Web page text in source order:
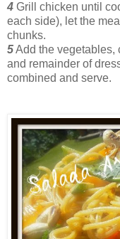
4 Grill chicken until
each side), let the
chunks.
5Add the vegetables,
and remainder of
combined and serve.